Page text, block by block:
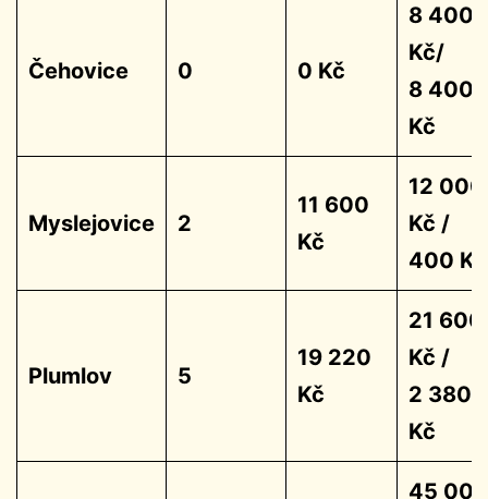
Čehovice 0 0 Kč
8 400
Kč/
8 400
Kč
Myslejovice 2
11 600
Kč
12 000
Kč /
400 Kč
Plumlov 5
19 220
Kč
21 600
Kč /
2 380
Kč
45 000